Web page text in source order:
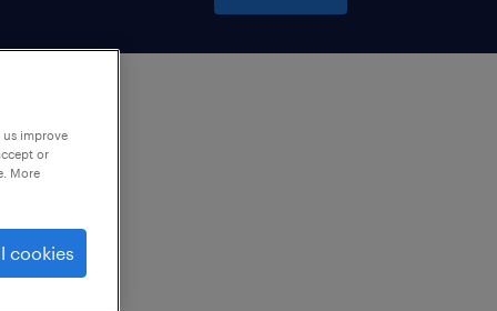
improve
or
More
cookies